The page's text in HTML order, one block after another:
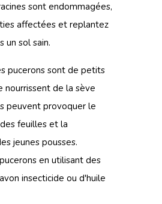
sont endommagées,
affectées et replantez
un sol sain.
pucerons sont de petits
nourrissent de la sève
peuvent provoquer le
feuilles et la
jeunes pousses.
en utilisant des
insecticide ou d'huile